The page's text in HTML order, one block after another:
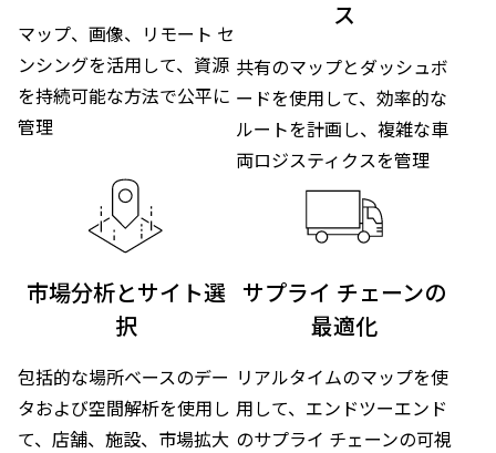
マップ、画像、リモート セ
ンシングを活用して、資源
を持続可能な方法で公平に
管理
ス
共有のマップとダッシュボ
ードを使用して、効率的な
ルートを計画し、複雑な車
両ロジスティクスを管理
市場分析とサイト選
択
包括的な場所ベースのデー
タおよび空間解析を使用し
て、店舗、施設、市場拡大
サプライ チェーンの
最適化
リアルタイムのマップを使
用して、エンドツーエンド
のサプライ チェーンの可視